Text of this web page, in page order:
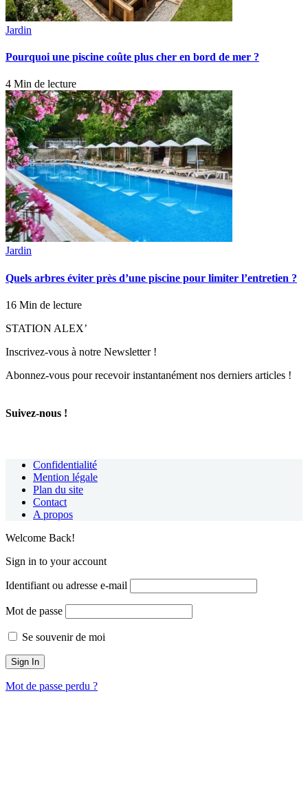
Jardin
Pourquoi une piscine coûte plus cher en bord de mer ?
4 Min de lecture
Jardin
Quels arbres éviter près d’une piscine pour limiter l’entretien ?
16 Min de lecture
STATION ALEX’
Inscrivez-vous à notre Newsletter !
Abonnez-vous pour recevoir instantanément nos derniers articles !
Suivez-nous !
Confidentialité
Mention légale
Plan du site
Contact
A propos
Welcome Back!
Sign in to your account
Identifiant ou adresse e-mail
Mot de passe
Se souvenir de moi
Mot de passe perdu ?